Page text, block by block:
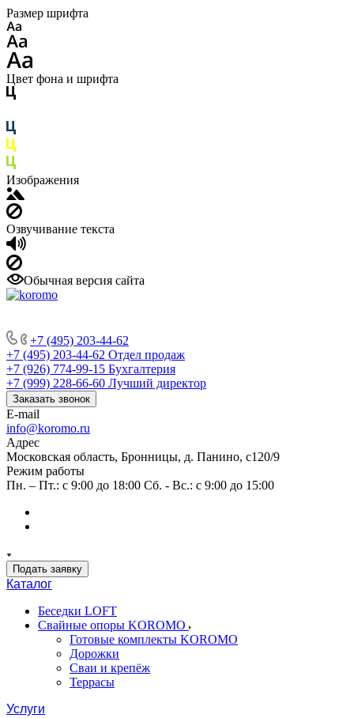
Размер шрифта
Цвет фона и шрифта
Изображения
Озвучивание текста
Обычная версия сайта
+7 (495) 203-44-62
+7 (495) 203-44-62 Отдел продаж
+7 (926) 774-99-15 Бухгалтерия
+7 (999) 228-66-60 Лучший директор
Заказать звонок
E-mail
info@koromo.ru
Адрес
Московская область, Бронницы, д. Панино, с120/9
Режим работы
Пн. – Пт.: с 9:00 до 18:00 Сб. - Вс.: с 9:00 до 15:00
Подать заявку
Каталог
Беседки LOFT
Свайные опоры KOROMO
Готовые комплекты KOROMO
Дорожки
Сваи и крепёж
Террасы
Услуги